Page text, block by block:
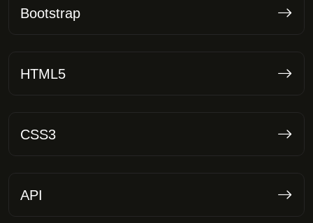
Bootstrap
HTML5
CSS3
API